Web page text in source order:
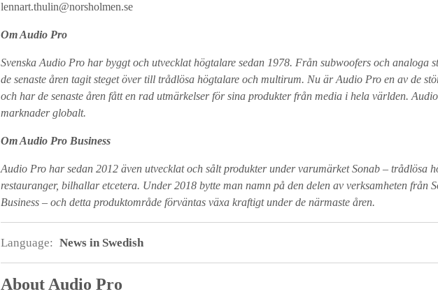
lennart.thulin@norsholmen.se
Om Audio Pro
Svenska Audio Pro har byggt och utvecklat högtalare sedan 1978. Från subwoofers och analoga
de senaste åren tagit steget över till trådlösa högtalare och multirum. Nu är Audio Pro en av de
och har de senaste åren fått en rad utmärkelser för sina produkter från media i hela världen.
marknader globalt.
Om Audio Pro Business
Audio Pro har sedan 2012 även utvecklat och sålt produkter under varumärket Sonab – trådlösa
restauranger, bilhallar etcetera. Under 2018 bytte man namn på den delen av verksamheten från
Business – och detta produktområde förväntas växa kraftigt under de närmaste åren.
Language: News in Swedish
About Audio Pro